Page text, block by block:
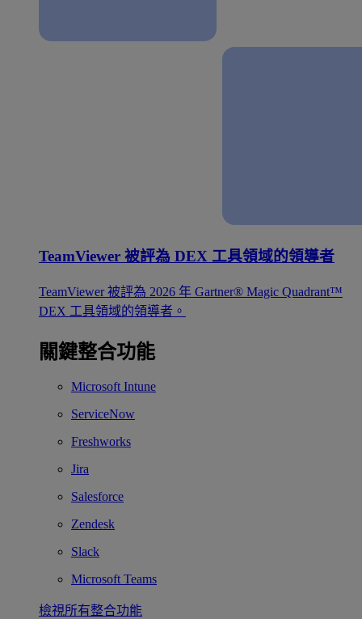
TeamViewer 被評為 DEX 工具領域的領導者
TeamViewer 被評為 2026 年 Gartner® Magic Quadrant™
DEX 工具領域的領導者。
關鍵整合功能
Microsoft Intune
ServiceNow
Freshworks
Jira
Salesforce
Zendesk
Slack
Microsoft Teams
檢視所有整合功能